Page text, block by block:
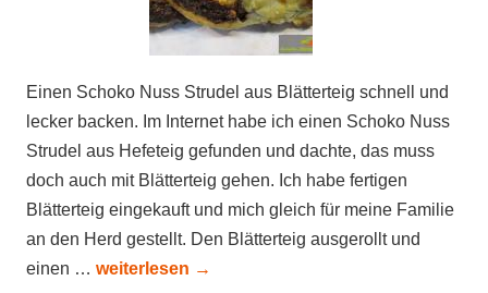
Einen Schoko Nuss Strudel aus Blätterteig schnell und
lecker backen. Im Internet habe ich einen Schoko Nuss
Strudel aus Hefeteig gefunden und dachte, das muss
doch auch mit Blätterteig gehen. Ich habe fertigen
Blätterteig eingekauft und mich gleich für meine Familie
an den Herd gestellt. Den Blätterteig ausgerollt und
einen … weiterlesen →